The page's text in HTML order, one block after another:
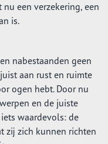
een verzekering, een
is.
nabestaanden geen
aan rust en ruimte
ogen hebt. Door nu
en de juiste
waardevols: de
zij zich kunnen richten